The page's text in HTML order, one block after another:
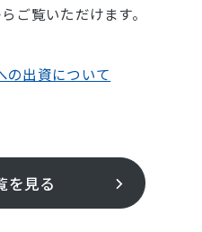
ご覧いただけます。
の出資について
を見る